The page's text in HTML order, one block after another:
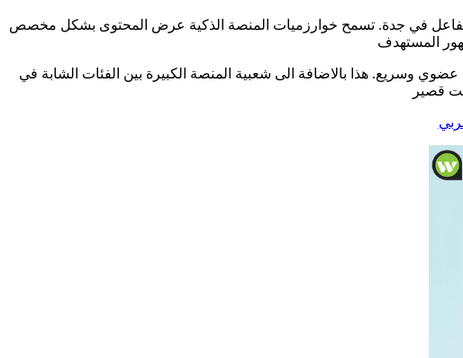
والتفاعل في جدة. تسمح خوارزميات المنصة الذكية عرض المحتوى بشكل مخصص
المستهدف
عضوي وسريع. هذا بالاضافة الى شعبية المنصة الكبيرة بين الفئات الشابة في
قصير